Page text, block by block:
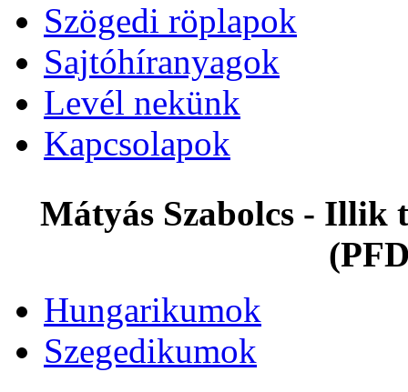
Szögedi röplapok
Sajtóhíranyagok
Levél nekünk
Kapcsolapok
Mátyás Szabolcs - Illik
Hungarikumok
Szegedikumok